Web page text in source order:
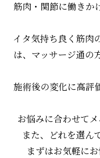
筋肉・関節に働きか
イタ気持ち良く筋肉
は、マッサージ通の
施術後の変化に高評
お悩みに合わせて
また、どれを選ん
まずはお気軽に